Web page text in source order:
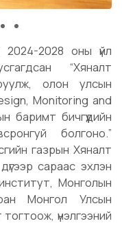
2028 оны үйл
“Хяналт
олон улсын
Monitoring and
баримт бичгүүдийн
болгоно.”
газрын Хяналт
сараас эхлэн
Монголын
Монгол Улсын
үнэлгээний